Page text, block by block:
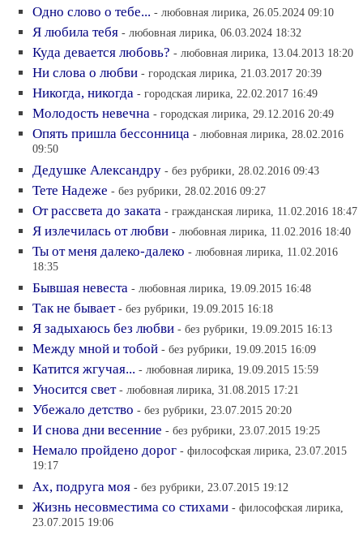
Одно слово о тебе... - любовная лирика, 26.05.2024 09:10
Я любила тебя - любовная лирика, 06.03.2024 18:32
Куда девается любовь? - любовная лирика, 13.04.2013 18:20
Ни слова о любви - городская лирика, 21.03.2017 20:39
Никогда, никогда - городская лирика, 22.02.2017 16:49
Молодость невечна - городская лирика, 29.12.2016 20:49
Опять пришла бессонница - любовная лирика, 28.02.2016
09:50
Дедушке Александру - без рубрики, 28.02.2016 09:43
Тете Надеже - без рубрики, 28.02.2016 09:27
От рассвета до заката - гражданская лирика, 11.02.2016 18:47
Я излечилась от любви - любовная лирика, 11.02.2016 18:40
Ты от меня далеко-далеко - любовная лирика, 11.02.2016
18:35
Бывшая невеста - любовная лирика, 19.09.2015 16:48
Так не бывает - без рубрики, 19.09.2015 16:18
Я задыхаюсь без любви - без рубрики, 19.09.2015 16:13
Между мной и тобой - без рубрики, 19.09.2015 16:09
Катится жгучая... - любовная лирика, 19.09.2015 15:59
Уносится свет - любовная лирика, 31.08.2015 17:21
Убежало детство - без рубрики, 23.07.2015 20:20
И снова дни весенние - без рубрики, 23.07.2015 19:25
Немало пройдено дорог - философская лирика, 23.07.2015
19:17
Ах, подруга моя - без рубрики, 23.07.2015 19:12
Жизнь несовместима со стихами - философская лирика,
23.07.2015 19:06